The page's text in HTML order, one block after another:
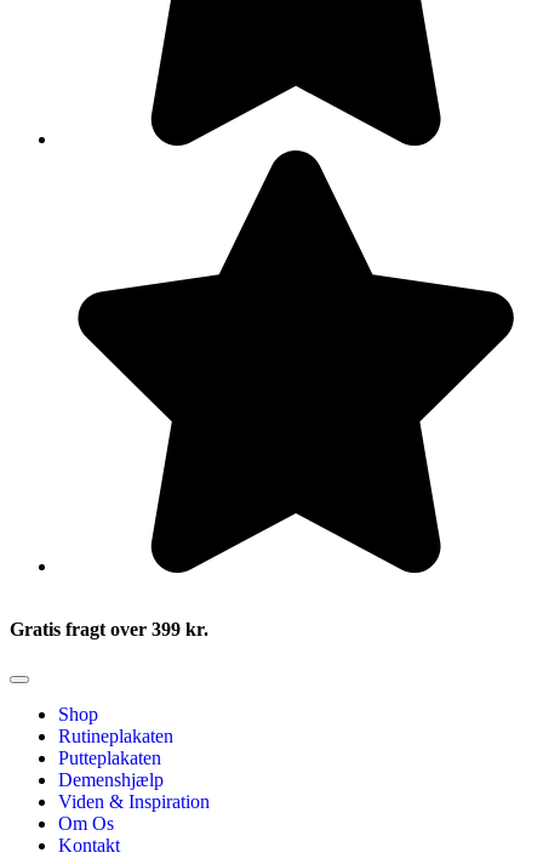
Gratis fragt over 399 kr.
Shop
Rutineplakaten
Putteplakaten
Demenshjælp
Viden & Inspiration
Om Os
Kontakt